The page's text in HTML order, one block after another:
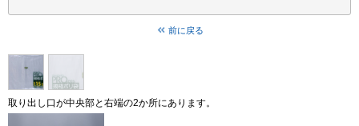
取り出し口が中央部と右端の2か所にあります。
前に戻る